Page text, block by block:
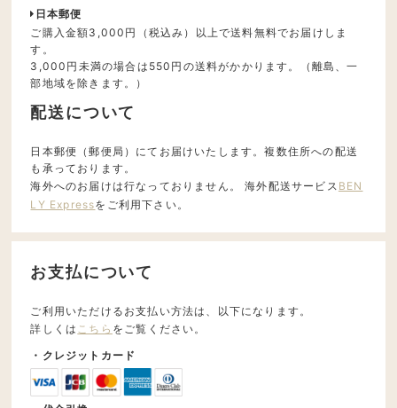
日本郵便
ご購入金額3,000円（税込み）以上で送料無料でお届けしま
す。
3,000円未満の場合は550円の送料がかかります。（離島、一
部地域を除きます。）
配送について
日本郵便（郵便局）にてお届けいたします。複数住所への配送
も承っております。
海外へのお届けは行なっておりません。 海外配送サービス BEN
LY Expressをご利用下さい。
お支払について
ご利用いただけるお支払い方法は、以下になります。
詳しくは こちら をご覧ください。
・クレジットカード